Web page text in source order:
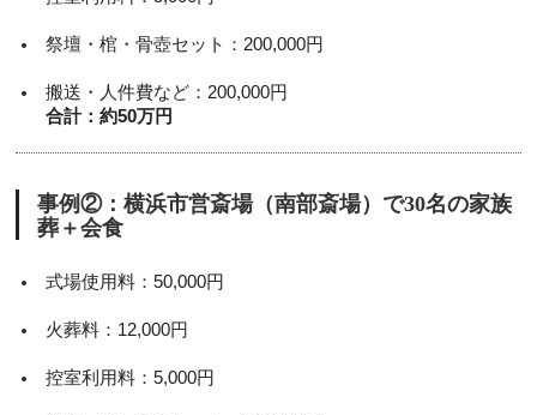
祭壇・棺・骨壺セット：200,000円
搬送・人件費など：200,000円
合計：約50万円
事例②：横浜市営斎場（南部斎場）で30名の家族
葬＋会食
式場使用料：50,000円
火葬料：12,000円
控室利用料：5,000円